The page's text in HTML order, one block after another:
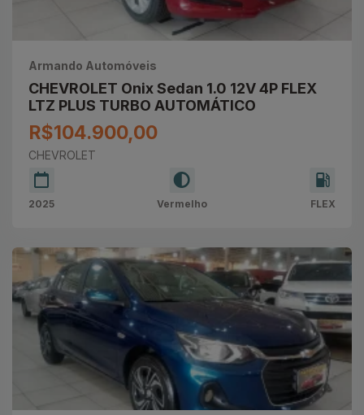
Armando Automóveis
CHEVROLET Onix Sedan 1.0 12V 4P FLEX
LTZ PLUS TURBO AUTOMÁTICO
R$104.900,00
CHEVROLET
2025 Vermelho FLEX